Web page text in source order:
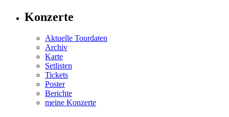
Konzerte
Aktuelle Tourdaten
Archiv
Karte
Setlisten
Tickets
Poster
Berichte
meine Konzerte